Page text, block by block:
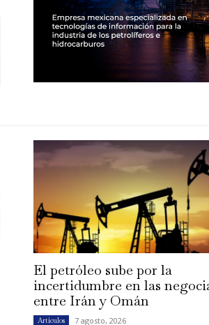
El petróleo sube por la
incertidumbre en las
entre Irán y Omán
Artículos 7 agosto, 2026